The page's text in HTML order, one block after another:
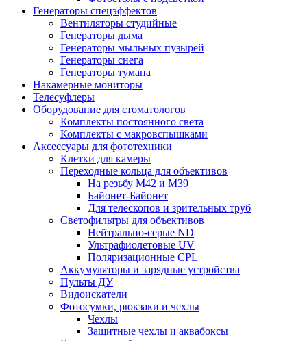
Генераторы спецэффектов
Вентиляторы студийные
Генераторы дыма
Генераторы мыльных пузырей
Генераторы снега
Генераторы тумана
Накамерные мониторы
Телесуфлеры
Оборудование для стоматологов
Комплекты постоянного света
Комплекты с макровспышками
Аксессуары для фототехники
Клетки для камеры
Переходные кольца для объективов
На резьбу М42 и М39
Байонет-Байонет
Для телескопов и зрительных труб
Светофильтры для объективов
Нейтрально-серые ND
Ультрафиолетовые UV
Поляризационные CPL
Аккумуляторы и зарядные устройства
Пульты ДУ
Видоискатели
Фотосумки, рюкзаки и чехлы
Чехлы
Защитные чехлы и аквабоксы